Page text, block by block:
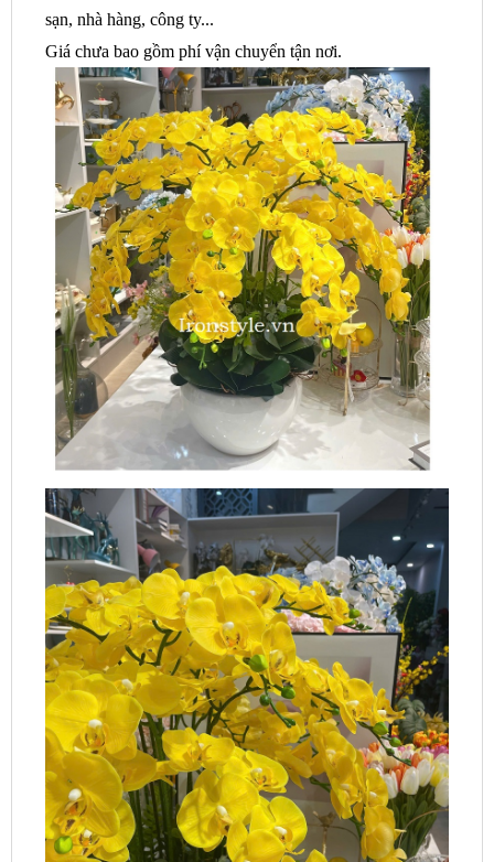
sạn, nhà hàng, công ty...
Giá chưa bao gồm phí vận chuyển tận nơi.